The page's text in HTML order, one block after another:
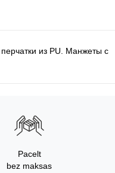
из PU. Манжеты с
Pacelt
bez maksas